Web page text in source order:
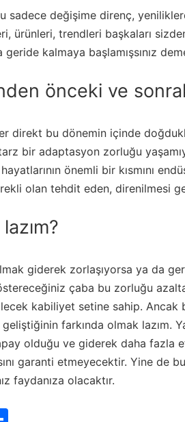
sadece değişime direnç,
ürünleri, trendleri başkaları
geride kalmaya başlamışsınız
önceki ve
direkt bu dönemin içinde
bir adaptasyon zorluğu
önemli bir kısmını
olan tehdit eden, direnilmesi
giderek zorlaşıyorsa ya da
çaba bu zorluğu
kabiliyet setine sahip.
farkında olmak lazım.
olduğu ve giderek daha fazla
garanti etmeyecektir. Yine de
faydanıza olacaktır.